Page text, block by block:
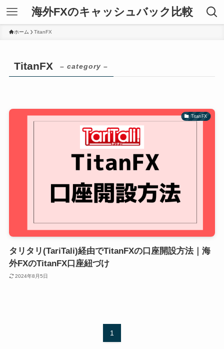
海外FXのキャッシュバック比較
ホーム TitanFX
TitanFX – category –
TitanFX
タリタリ(TariTali)経由でTitanFXの口座開設方法｜海
外FXのTitanFX口座紐づけ
2024年8月5日
1